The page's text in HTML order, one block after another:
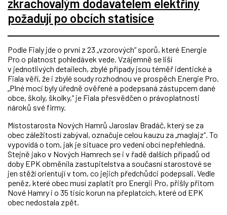
zkrachovalým dodavatelem elektřiny
požadují po obcích statisíce
Podle Fialy jde o první z 23 „vzorových“ sporů, které Energie
Pro o platnost pohledávek vede. Vzájemně se liší
v jednotlivých detailech, zbylé případy jsou téměř identické a
Fiala věří, že i zbylé soudy rozhodnou ve prospěch Energie Pro.
„Plné moci byly úředně ověřené a podepsaná zástupcem dané
obce, školy, školky,“ je Fiala přesvědčen o právoplatnosti
nároků své firmy.
Místostarosta Nových Hamrů Jaroslav Bradáč, který se za
obec záležitostí zabýval, označuje celou kauzu za „maglajz“. To
vypovídá o tom, jak je situace pro vedení obcí nepřehledná.
Stejně jako v Nových Hamrech se i v řadě dalších případů od
doby EPK obměnila zastupitelstva a současní starostové se
jen stěží orientují v tom, co jejich předchůdci podepsali. Vedle
peněz, které obec musí zaplatit pro Energii Pro, přišly přitom
Nové Hamry i o 35 tisíc korun na přeplatcích, které od EPK
obec nedostala zpět.